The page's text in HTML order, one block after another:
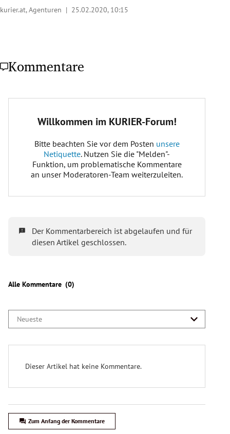
kurier.at, Agenturen | 25.02.2020, 10:15
Kommentare